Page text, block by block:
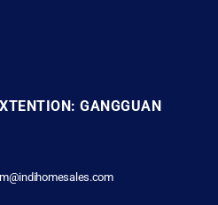
GANGGUAN